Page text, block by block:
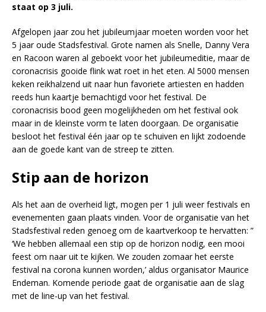
staat op 3 juli.
Afgelopen jaar zou het jubileumjaar moeten worden voor het
5 jaar oude Stadsfestival. Grote namen als Snelle, Danny Vera
en Racoon waren al geboekt voor het jubileumeditie, maar de
coronacrisis gooide flink wat roet in het eten. Al 5000 mensen
keken reikhalzend uit naar hun favoriete artiesten en hadden
reeds hun kaartje bemachtigd voor het festival. De
coronacrisis bood geen mogelijkheden om het festival ook
maar in de kleinste vorm te laten doorgaan. De organisatie
besloot het festival één jaar op te schuiven en lijkt zodoende
aan de goede kant van de streep te zitten.
Stip aan de horizon
Als het aan de overheid ligt, mogen per 1 juli weer festivals en
evenementen gaan plaats vinden. Voor de organisatie van het
Stadsfestival reden genoeg om de kaartverkoop te hervatten: ”
‘We hebben allemaal een stip op de horizon nodig, een mooi
feest om naar uit te kijken. We zouden zomaar het eerste
festival na corona kunnen worden,’ aldus organisator Maurice
Endeman. Komende periode gaat de organisatie aan de slag
met de line-up van het festival.